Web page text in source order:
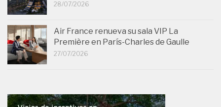
28/07/2026
Air France renueva su sala VIP La
Première en París-Charles de Gaulle
27/07/2026